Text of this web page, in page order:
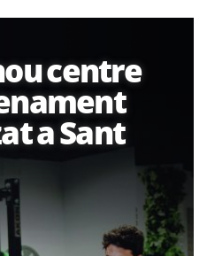
centre
a Sant